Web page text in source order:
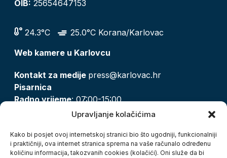
Upravljanje kolačićima
Kako bi posjet ovoj internetskoj stranici bio što ugodniji, funkcionalniji
i praktičniji, ova internet stranica sprema na vaše računalo određenu
količinu informacija, takozvanih cookies (kolačići). Oni služe da bi
OIB: 25654647153
24.3°C
25.0°C Korana/Karlovac
Web kamere u Karlovcu
Kontakt za medije press@karlovac.hr
Pisarnica
Radno vrijeme: 07:00-15:00
pisarnica@karlovac.hr